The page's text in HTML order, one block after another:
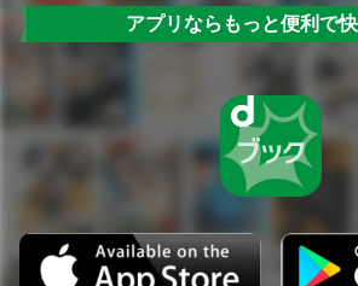
アプリならもっと便利で快